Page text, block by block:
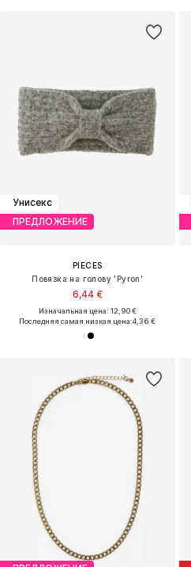
Унисекс
ПРЕДЛОЖЕНИЕ
PIECES
Повязка на голову 'Pyron'
6,44 €
Изначальная цена: 12,90 €
Последняя самая низкая цена:4,36 €